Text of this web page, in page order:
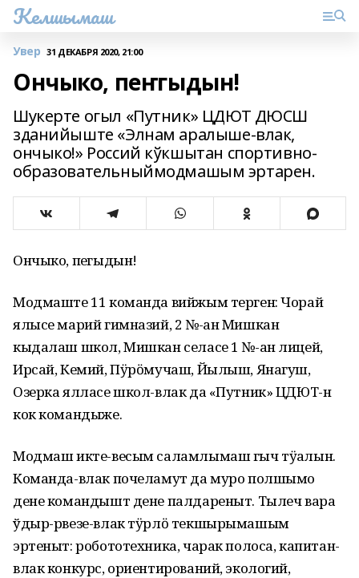
Келшымаш
Увер 31 ДЕКАБРЯ 2020, 21:00
Ончыко, пеҥгыдын!
Шукерте огыл «Путник» ЦДЮТ ДЮСШ
зданийыште «Элнам аралыше-влак,
ончыко!» Россий кўкшытан спортивно-
образовательныймодмашым эртарен.
Ончыко, пеҥгыдын!
Модмаште 11 команда вийжым терген: Чорай
ялысе марий гимназий, 2 №-ан Мишкан
кыдалаш школ, Мишкан селасе 1 №-ан лицей,
Ирсай, Кемий, Пӱрӧмучаш, Йылыш, Янагуш,
Озерка ялласе школ-влак да «Путник» ЦДЮТ-н
кок командыже.
Модмаш икте-весым саламлымаш гыч тӱҥалын.
Команда-влак почеламут да муро полшымо
дене командышт дене палдареныт. Тылеч вара
ўдыр-рвезе-влак тӱрлӧ текшырымашым
эртеныт: робототехника, чарак полоса, капитан-
влак конкурс, ориентирований, экологий,